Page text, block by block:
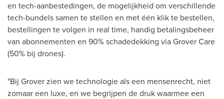
en tech-aanbestedingen, de mogelijkheid om verschillende
tech-bundels samen te stellen en met één klik te bestellen,
bestellingen te volgen in real time, handig betalingsbeheer
van abonnementen en 90% schadedekking viaGrover Care
(50% bij drones).
"Bij Grover zien we technologie als een mensenrecht, niet
zomaar een luxe, en we begrijpen de druk waarmee een